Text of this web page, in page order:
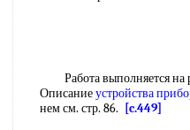
Работа выполняется на
Описаниеустройства
нем см. стр. 86.
[c.449]